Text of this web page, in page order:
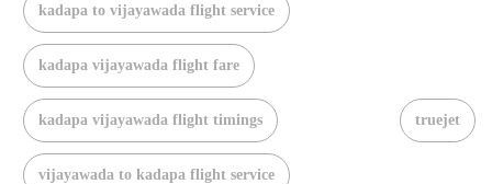
kadapa to vijayawada flight service
kadapa vijayawada flight fare
kadapa vijayawada flight timings truejet
vijayawada to kadapa flight service